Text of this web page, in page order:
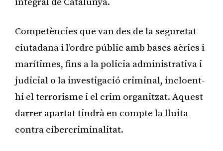
Competències que van des de la seguretat
ciutadana i l’ordre públic amb bases aèries i
marítimes, fins a la policia administrativa i
judicial o la investigació criminal, incloent-
hi el terrorisme i el crim organitzat. Aquest
darrer apartat tindrà en compte la lluita
contra cibercriminalitat.